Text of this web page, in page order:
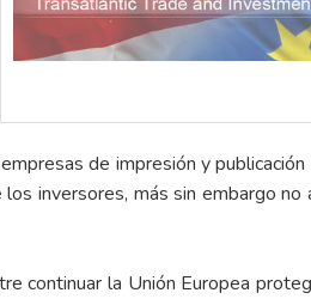
de impresión y
inversores, más sin embargo
continuar la Unión Europea